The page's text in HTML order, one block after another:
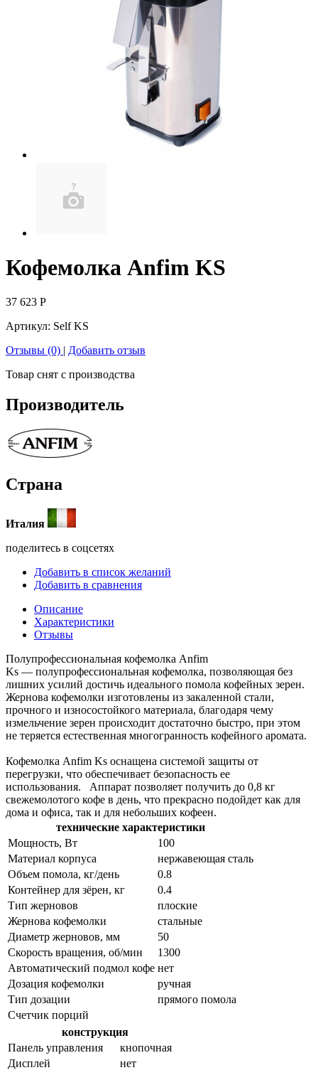
Кофемолка Anfim KS
37 623 Р
Артикул: Self KS
Отзывы (0) | Добавить отзыв
Товар снят с производства
Производитель
Страна
Италия
поделитесь в соцсетях
Добавить в список желаний
Добавить в сравнения
Описание
Характеристики
Отзывы
Полупрофессиональная кофемолка Anfim
Ks — полупрофессиональная кофемолка, позволяющая без
лишних усилий достичь идеального помола кофейных зерен.
Жернова кофемолки изготовлены из закаленной стали,
прочного и износостойкого материала, благодаря чему
измельчение зерен происходит достаточно быстро, при этом
не теряется естественная многогранность кофейного аромата.
Кофемолка Anfim Ks оснащена системой защиты от
перегрузки, что обеспечивает безопасность ее
использования. Аппарат позволяет получить до 0,8 кг
свежемолотого кофе в день, что прекрасно подойдет как для
дома и офиса, так и для небольших кофеен.
технические характеристики
Мощность, Вт
100
Материал корпуса
нержавеющая сталь
Объем помола, кг/день
0.8
Контейнер для зёрен, кг
0.4
Тип жерновов
плоские
Жернова кофемолки
стальные
Диаметр жерновов, мм
50
Скорость вращения, об/мин
1300
Автоматический подмол кофе нет
Дозация кофемолки
ручная
Тип дозации
прямого помола
Счетчик порций
конструкция
Панель управления
кнопочная
Дисплей
нет